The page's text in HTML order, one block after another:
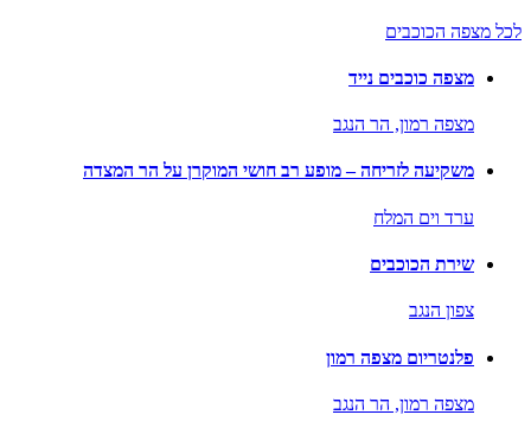
לכל מצפה הכוכבים
מצפה כוכבים נייד
מצפה רמון, הר הנגב
משקיעה לזריחה – מופע רב חושי המוקרן על הר המצדה
ערד וים המלח
שירת הכוכבים
צפון הנגב
פלנטריום מצפה רמון
מצפה רמון, הר הנגב